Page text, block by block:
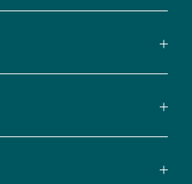
comerciales
personalizadas
parte
Redoute.